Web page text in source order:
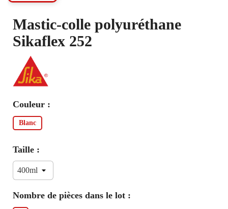
Mastic-colle polyuréthane
Sikaflex 252
Couleur :
Blanc
Taille :
Nombre de pièces dans le lot :